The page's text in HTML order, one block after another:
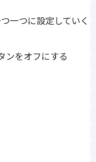
一つに設定していく
ンをオフにする